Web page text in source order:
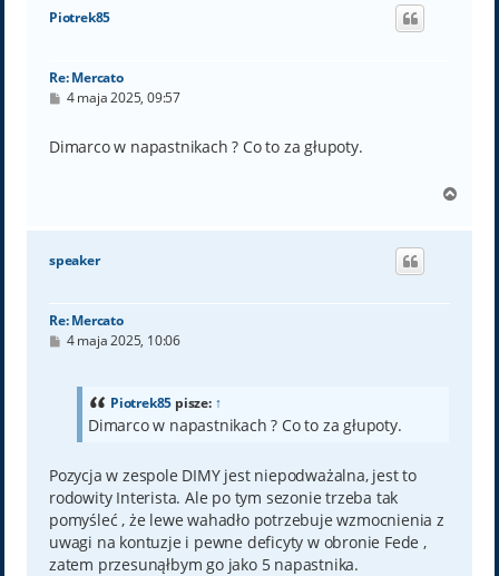
Piotrek85
Re: Mercato
P
t
4 maja 2025, 09:57
Dimarco w napastnikach ? Co to za głupoty.
g
speaker
Re: Mercato
P4 maja 2025, 10:06
Piotrek85 pisze: ↑
Dimarco w napastnikach ? Co to za głupoty.
Pozycja w zespole DIMY jest niepodważalna, jest to
rodowity Interista. Ale po tym sezonie trzeba tak
pomyśleć , że lewe wahadło potrzebuje wzmocnienia z
uwagi na kontuzje i pewne deficyty w obronie Fede ,
zatem przesunąłbym go jako 5 napastnika.